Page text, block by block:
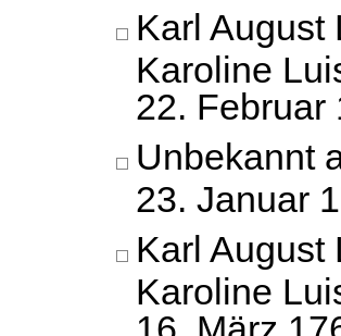
Karl August
Karoline
22. Februar
Unbekannt
23. Januar
Karl August
Karoline